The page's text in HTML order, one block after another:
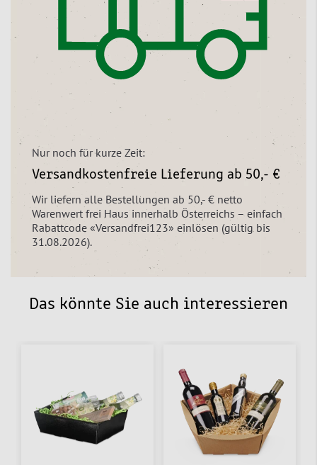
Nur noch für kurze Zeit:
Versandkostenfreie Lieferung ab 50,- €
Wir liefern alle Bestellungen ab 50,- € netto
Warenwert frei Haus innerhalb Österreichs – einfach
Rabattcode «Versandfrei123» einlösen (gültig bis
31.08.2026).
Das könnte Sie auch interessieren